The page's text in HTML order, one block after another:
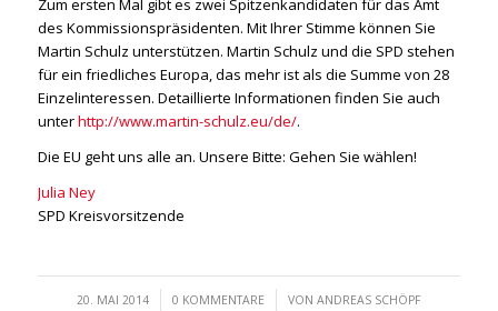
Zum ersten Mal gibt es zwei Spitzenkandidaten für das Amt
des Kommissionspräsidenten. Mit Ihrer Stimme können Sie
Martin Schulz unterstützen. Martin Schulz und die SPD stehen
für ein friedliches Europa, das mehr ist als die Summe von 28
Einzelinteressen. Detaillierte Informationen finden Sie auch
unterhttp://www.martin-schulz.eu/de/.
Die EU geht uns alle an. Unsere Bitte: Gehen Sie wählen!
Julia Ney
SPD Kreisvorsitzende
20. MAI 2014
/ 0 KOMMENTARE
/ VONANDREAS SCHÖPF